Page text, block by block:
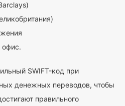
офис.
SWIFT-код при
денежных переводов, чтобы
правильного